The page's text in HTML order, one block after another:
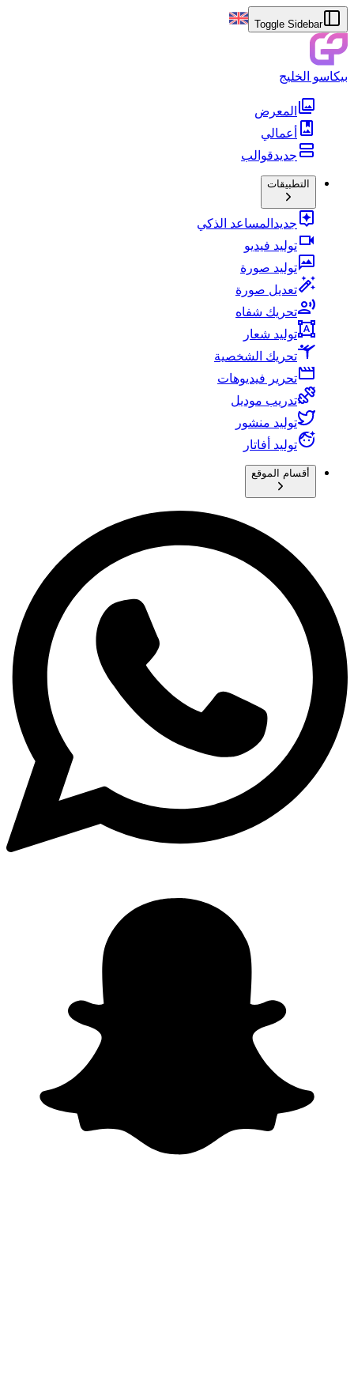
Toggle Sidebar
بيكاسو الخليج
المعرض
أعمالي
جديدقوالب
التطبيقات
جديد المساعد الذكي
توليد فيديو
توليد صورة
تعديل صورة
تحريك شفاه
توليد شعار
تحريك الشخصية
تحرير فيديوهات
تدريب موديل
توليد منشور
توليد أفاتار
أقسام الموقع